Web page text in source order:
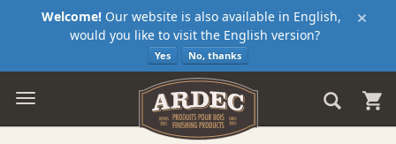
×
Welcome! Our website is also available in English,
would you like to visit the English version?
Yes No, thanks